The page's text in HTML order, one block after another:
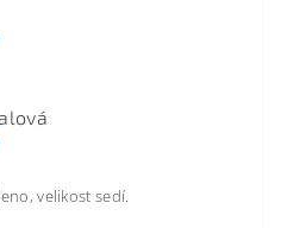
velikost sedí.